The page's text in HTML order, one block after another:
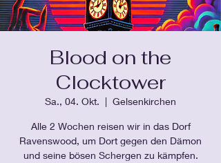
Blood on the
Clocktower
Sa., 04. Okt.
  |
Gelsenkirchen
Alle 2 Wochen reisen wir in das Dorf
Ravenswood, um Dort gegen den Dämon
und seine bösen Schergen zu kämpfen.